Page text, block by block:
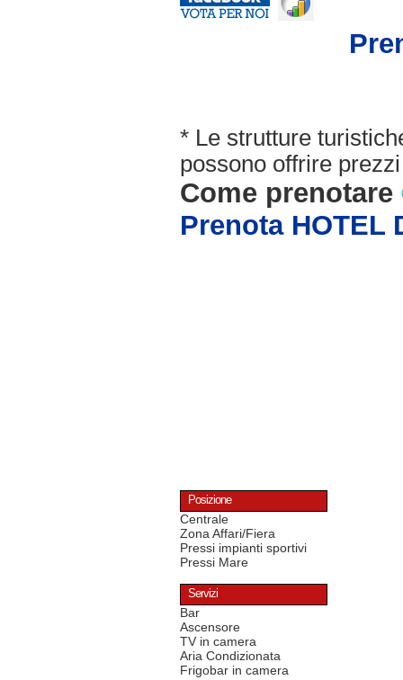
* Le strutture
possono offrire
Come prenotare
Prenota HOTEL
Posizione
Centrale
Zona Affari/Fiera
Pressi impianti sportivi
Pressi Mare
Servizi
Bar
Ascensore
TV in camera
Aria Condizionata
Frigobar in camera